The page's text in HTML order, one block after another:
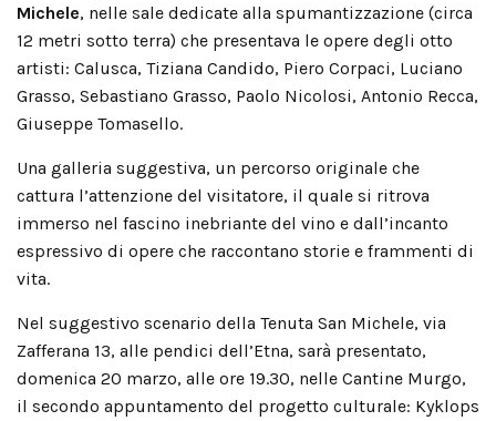
Michele, nelle sale dedicate alla spumantizzazione (circa
12 metri sotto terra) che presentava le opere degli otto
artisti: Calusca, Tiziana Candido, Piero Corpaci, Luciano
Grasso, Sebastiano Grasso, Paolo Nicolosi, Antonio Recca,
Giuseppe Tomasello.
Una galleria suggestiva, un percorso originale che
cattura l’attenzione del visitatore, il quale si ritrova
immerso nel fascino inebriante del vino e dall’incanto
espressivo di opere che raccontano storie e frammenti di
vita.
Nel suggestivo scenario della Tenuta San Michele, via
Zafferana 13, alle pendici dell’Etna, sarà presentato,
domenica 20 marzo, alle ore 19.30, nelle Cantine Murgo,
il secondo appuntamento del progetto culturale: Kyklops